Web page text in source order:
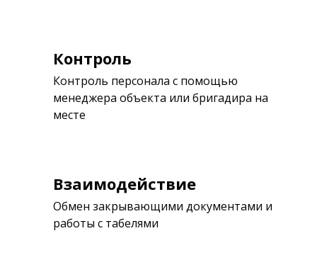
Контроль
Контроль персонала с помощью
менеджера объекта или бригадира на
месте
Взаимодействие
Обмен закрывающими документами и
работы с табелями